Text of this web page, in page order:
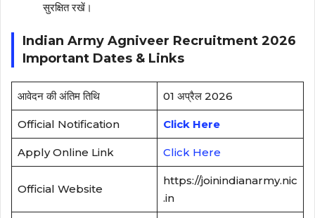
सुरक्षित रखें।
Indian Army Agniveer Recruitment 2026
Important Dates & Links
आवेदन की अंतिम तिथि 01 अप्रैल 2026
Official Notification Click Here
Apply Online Link Click Here
Official Website
https://joinindianarmy.nic
.in